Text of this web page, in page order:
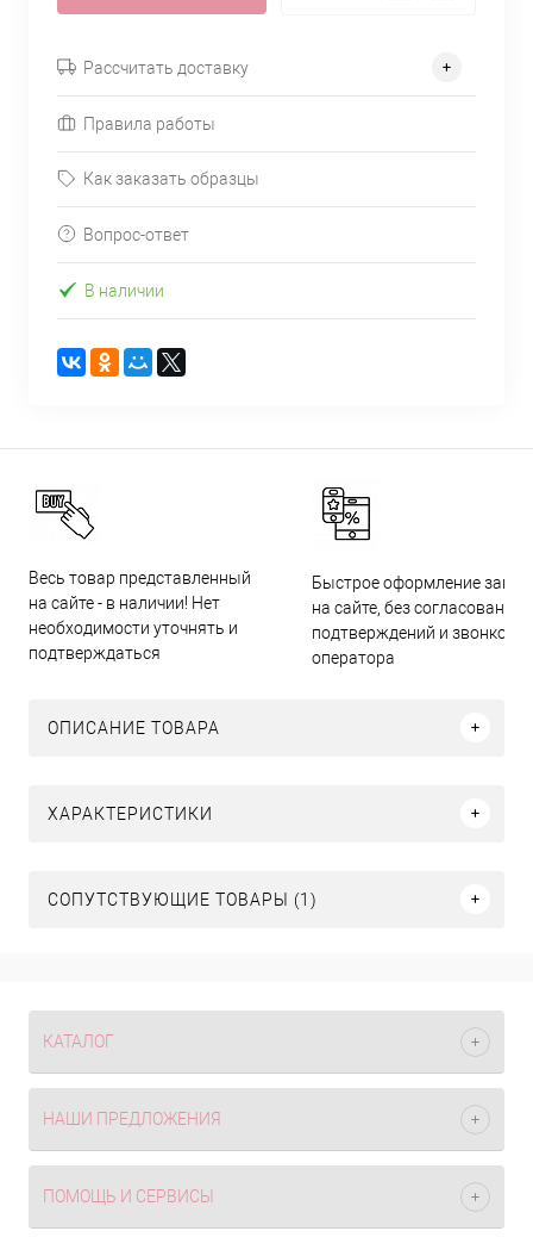
Рассчитать доставку
Правила работы
Как заказать образцы
Вопрос-ответ
В наличии
Весь товар представленный
на сайте - в наличии! Нет
необходимости уточнять и
подтверждаться
Быстрое оформление
на сайте, без согласований,
подтверждений и звонков
оператора
ОПИСАНИЕ ТОВАРА
ХАРАКТЕРИСТИКИ
СОПУТСТВУЮЩИЕ ТОВАРЫ (1)
КАТАЛОГ
НАШИ ПРЕДЛОЖЕНИЯ
ПОМОЩЬ И СЕРВИСЫ